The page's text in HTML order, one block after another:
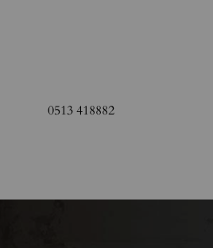
0513 418882